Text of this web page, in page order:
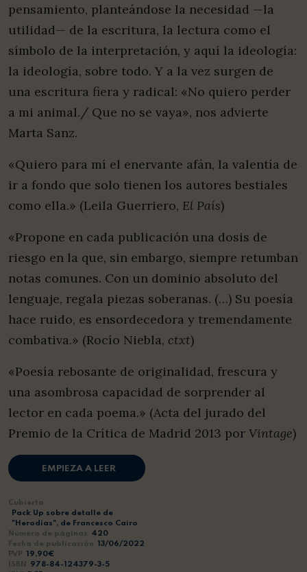
pensamiento, planteándose la necesidad —la
utilidad— de la escritura, la lectura como el
símbolo de la interpretación, y aquí la ideología:
la ideología, sobre todo. Y a la vez surgen de
una escritura fiera y radical: «No quiero perder
a mi animal./ Que no se vaya», nos advierte
Marta Sanz.
«Quiero para mí el enervante afán, la valentía de
ir a fondo que solo tienen los autores bestiales
como ella.» (Leila Guerriero, El País)
«Propone en cada publicación una dosis de
riesgo en la que, sin embargo, siempre retumban
notas comunes. Con un dominio absoluto del
lenguaje, regala piezas soberanas. (…) Su poesía
hace ruido, es ensordecedora y tremendamente
combativa.» (Rocío Niebla, ctxt)
«Poesía rebosante de originalidad, frescura y
una asombrosa capacidad de sorprender al
lector en cada poema.» (Acta del jurado del
Premio de la Crítica de Madrid 2013 por Vintage)
EMPIEZA A LEER
Cubierta
Pack Up sobre detalle de
"Herodías", de Francesco Cairo
Número de páginas 420
Fecha de publicación 13/06/2022
PVP 19,90€
ISBN
978-84-124379-3-5